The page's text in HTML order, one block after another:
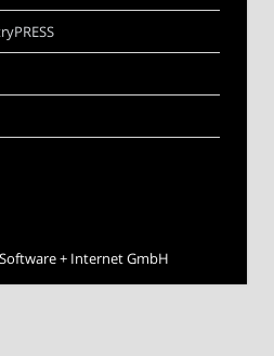
+ Internet GmbH